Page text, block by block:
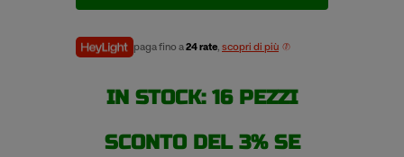
paga fino a24 rate, scopri di più
IN STOCK: 16 PEZZI
SCONTO DEL 3% SE